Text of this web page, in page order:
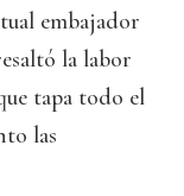
embajador
la labor
tapa todo el
las